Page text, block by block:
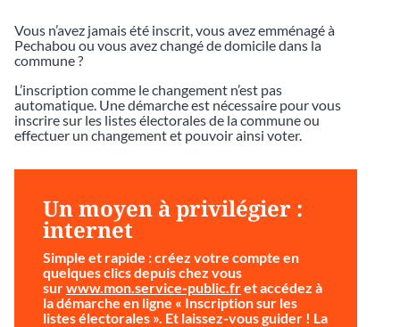
Vous n’avez jamais été inscrit, vous avez emménagé à
Pechabou ou vous avez changé de domicile dans la
commune ?
L’inscription comme le changement n’est pas
automatique. Une démarche est nécessaire pour vous
inscrire sur les listes électorales de la commune ou
effectuer un changement et pouvoir ainsi voter.
Un moyen à privilégier :
internet
Simple et rapide : créez votre compte en
quelques clics depuis chez vous
surwww.mon.service-public.fret accédez à
la démarche en ligne « Inscription sur les
listes électorales ». Et laissez-vous guider ! La